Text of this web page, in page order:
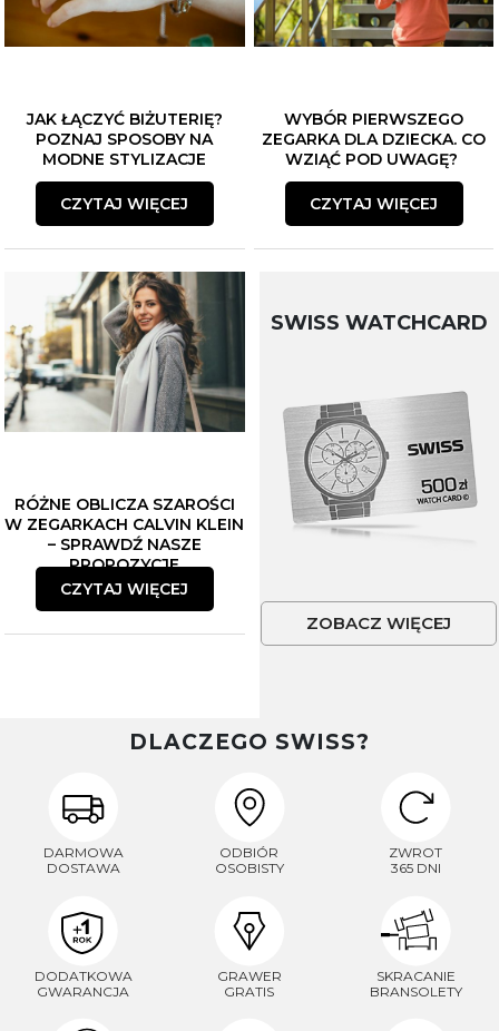
JAK ŁĄCZYĆ BIŻUTERIĘ?
POZNAJ SPOSOBY NA
MODNE STYLIZACJE
CZYTAJ WIĘCEJ
WYBÓR PIERWSZEGO
ZEGARKA DLA DZIECKA. CO
WZIĄĆ POD UWAGĘ?
CZYTAJ WIĘCEJ
RÓŻNE OBLICZA SZAROŚCI
W ZEGARKACH CALVIN KLEIN
– SPRAWDŹ NASZE
PROPOZYCJE
CZYTAJ WIĘCEJ
SWISS WATCHCARD
ZOBACZ WIĘCEJ
DLACZEGO SWISS?
DARMOWA
DOSTAWA
ODBIÓR
OSOBISTY
ZWROT
365 DNI
DODATKOWA
GWARANCJA
GRAWER
GRATIS
SKRACANIE
BRANSOLETY